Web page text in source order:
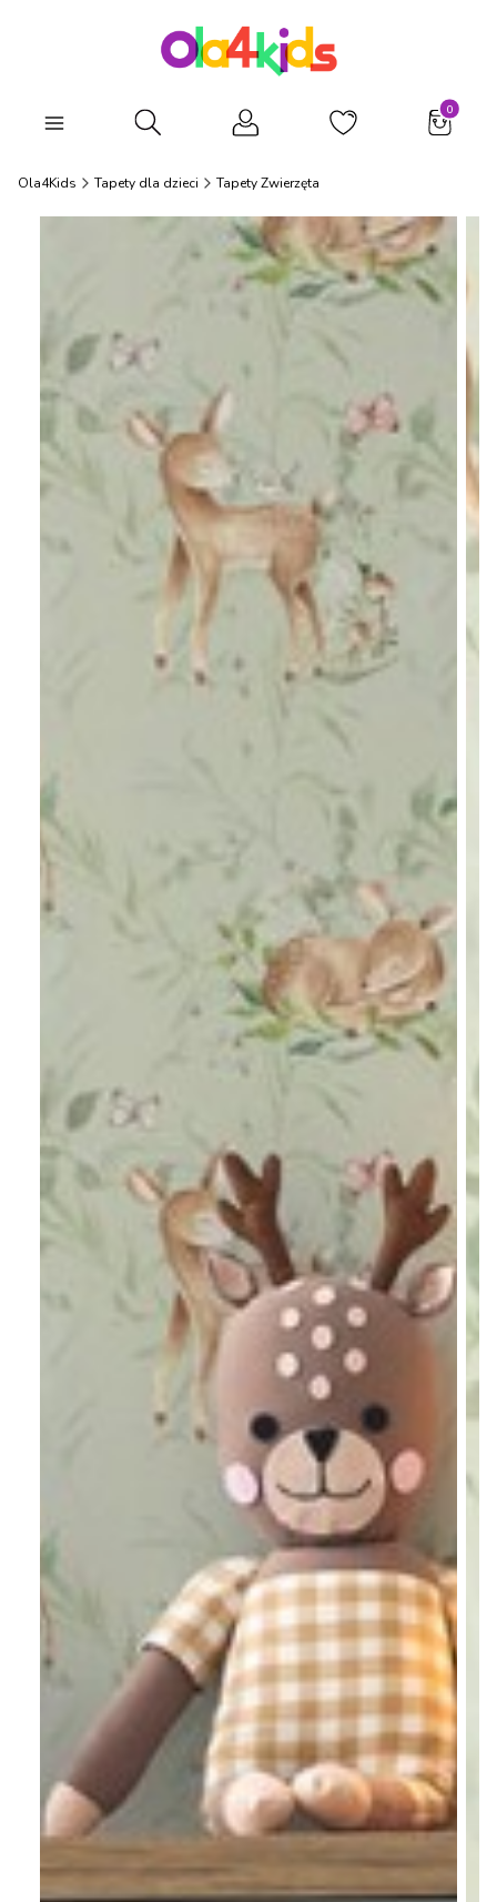
Otwórz wyszukiwarkę
Ola4Kids Tapety dla dzieci Tapety Zwierzęta